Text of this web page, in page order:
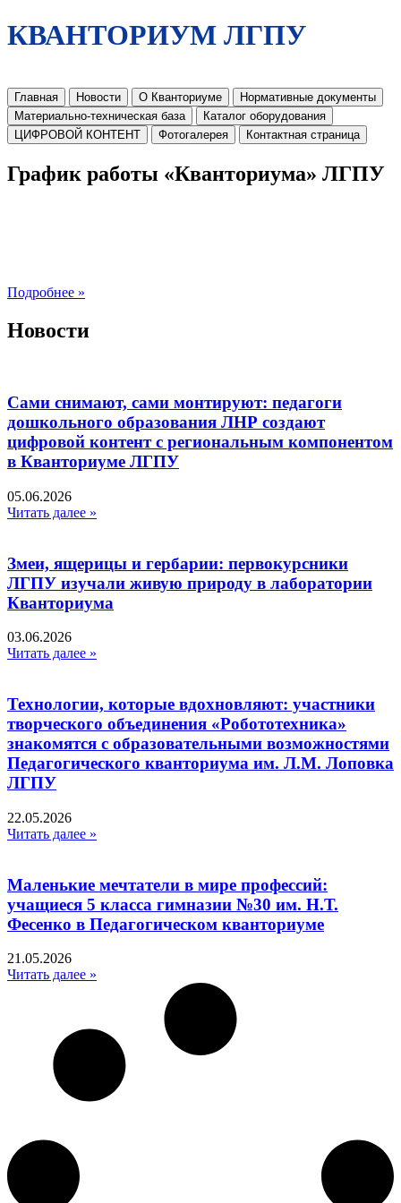
КВАНТОРИУМ ЛГПУ
Главная Новости О Кванториуме
Нормативные документы
Материально-техническая база
Каталог оборудования
ЦИФРОВОЙ КОНТЕНТ
Фотогалерея Контактная страница
График работы «Кванториума» ЛГПУ
Подробнее »
Новости
Сами снимают, сами монтируют: педагоги
дошкольного образования ЛНР создают
цифровой контент с региональным компонентом
в Кванториуме ЛГПУ​
05.06.2026
Читать далее »
Змеи, ящерицы и гербарии: первокурсники
ЛГПУ изучали живую природу в лаборатории
Кванториума
03.06.2026
Читать далее »
Технологии, которые вдохновляют: участники
творческого объединения «Робототехника»
знакомятся с образовательными возможностями
Педагогического кванториума им. Л.М. Лоповка
ЛГПУ
22.05.2026
Читать далее »
Маленькие мечтатели в мире профессий:
учащиеся 5 класса гимназии №30 им. Н.Т.
Фесенко в Педагогическом кванториуме
21.05.2026
Читать далее »